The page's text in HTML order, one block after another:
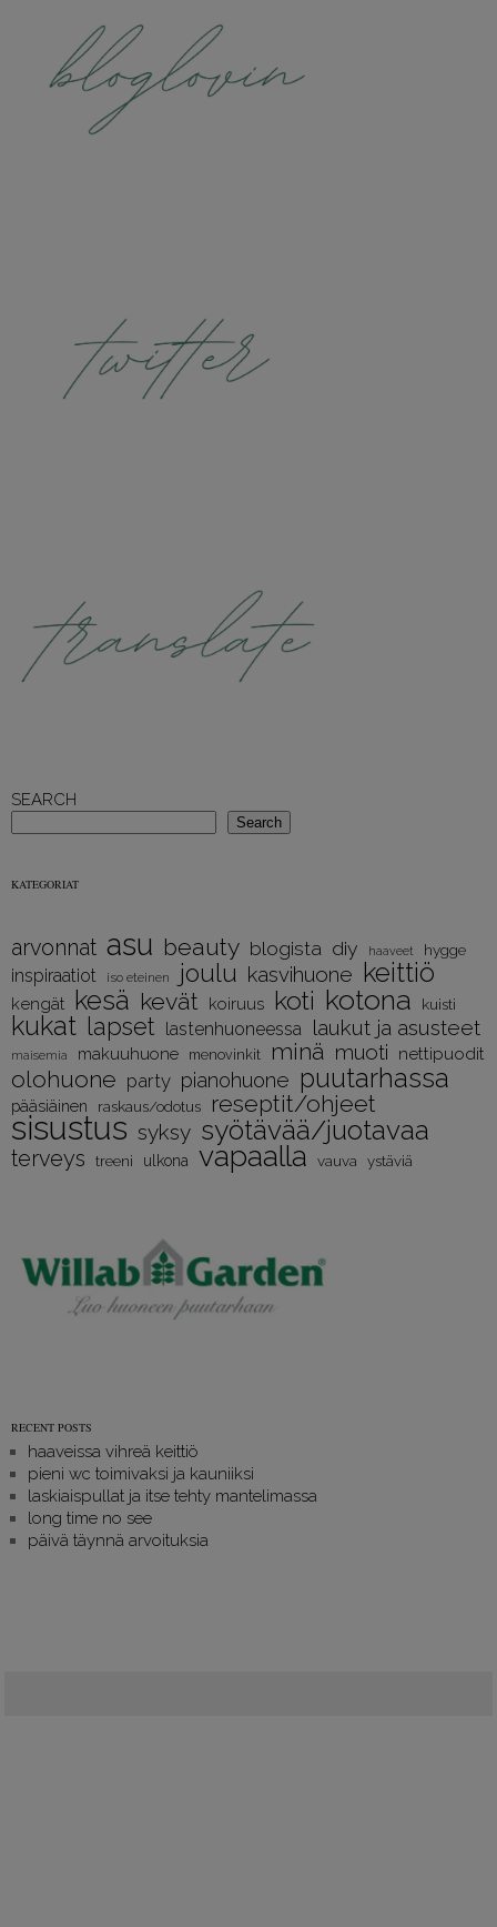
SEARCH
Search
KATEGORIAT
arvonnat asu beauty blogista diy haaveet hygge
inspiraatiot iso eteinen joulu kasvihuone keittiö
kengät kesä kevät koiruus koti kotona kuisti
kukat lapset lastenhuoneessa laukut ja asusteet
maisemia makuuhuone menovinkit minä muoti nettipuodit
olohuone party pianohuone puutarhassa
pääsiäinen raskaus/odotus reseptit/ohjeet
sisustus syksy syötävää/juotavaa
terveys treeni ulkona vapaalla vauva ystäviä
RECENT POSTS
haaveissa vihreä keittiö
pieni wc toimivaksi ja kauniiksi
laskiaispullat ja itse tehty mantelimassa
long time no see
päivä täynnä arvoituksia